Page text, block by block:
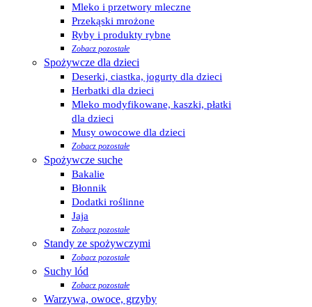
Mleko i przetwory mleczne
Przekąski mrożone
Ryby i produkty rybne
Zobacz pozostałe
Spożywcze dla dzieci
Deserki, ciastka, jogurty dla dzieci
Herbatki dla dzieci
Mleko modyfikowane, kaszki, płatki
dla dzieci
Musy owocowe dla dzieci
Zobacz pozostałe
Spożywcze suche
Bakalie
Błonnik
Dodatki roślinne
Jaja
Zobacz pozostałe
Standy ze spożywczymi
Zobacz pozostałe
Suchy lód
Zobacz pozostałe
Warzywa, owoce, grzyby